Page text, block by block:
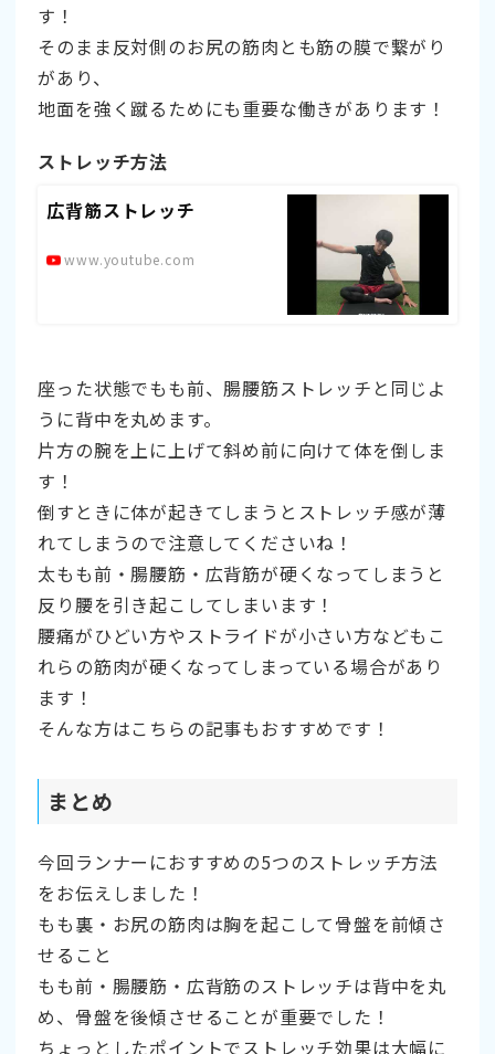
す！
そのまま反対側のお尻の筋肉とも筋の膜で繋がり
があり、
地面を強く蹴るためにも重要な働きがあります！
ストレッチ方法
広背筋ストレッチ
www.youtube.com
座った状態でもも前、腸腰筋ストレッチと同じよ
うに背中を丸めます。
片方の腕を上に上げて斜め前に向けて体を倒しま
す！
倒すときに体が起きてしまうとストレッチ感が薄
れてしまうので注意してくださいね！
太もも前・腸腰筋・広背筋が硬くなってしまうと
反り腰を引き起こしてしまいます！
腰痛がひどい方やストライドが小さい方などもこ
れらの筋肉が硬くなってしまっている場合があり
ます！
そんな方はこちらの記事もおすすめです！
まとめ
今回ランナーにおすすめの5つのストレッチ方法
をお伝えしました！
もも裏・お尻の筋肉は胸を起こして骨盤を前傾さ
せること
もも前・腸腰筋・広背筋のストレッチは背中を丸
め、骨盤を後傾させることが重要でした！
ちょっとしたポイントでストレッチ効果は大幅に